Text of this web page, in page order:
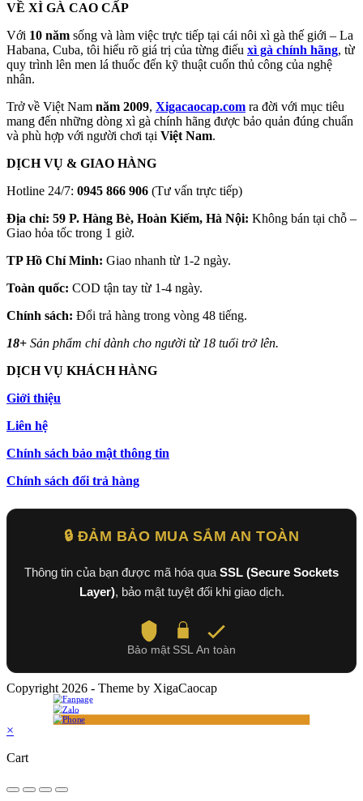
VỀ XÌ GÀ CAO CẤP
Với 10 năm sống và làm việc trực tiếp tại cái nôi xì gà thế giới – La
Habana, Cuba, tôi hiểu rõ giá trị của từng điếu xì gà chính hãng, từ
quy trình lên men lá thuốc đến kỹ thuật cuốn thủ công của nghệ
nhân.
Trở về Việt Nam năm 2009, Xigacaocap.com ra đời với mục tiêu
mang đến những dòng xì gà chính hãng được bảo quản đúng chuẩn
và phù hợp với người chơi tại Việt Nam.
DỊCH VỤ & GIAO HÀNG
Hotline 24/7: 0945 866 906 (Tư vấn trực tiếp)
Địa chỉ: 59 P. Hàng Bè, Hoàn Kiếm, Hà Nội: Không bán tại chỗ –
Giao hỏa tốc trong 1 giờ.
TP Hồ Chí Minh: Giao nhanh từ 1-2 ngày.
Toàn quốc: COD tận tay từ 1-4 ngày.
Chính sách: Đổi trả hàng trong vòng 48 tiếng.
18+ Sản phẩm chỉ dành cho người từ 18 tuổi trở lên.
DỊCH VỤ KHÁCH HÀNG
Giới thiệu
Liên hệ
Chính sách bảo mật thông tin
Chính sách đổi trả hàng
🔒 ĐẢM BẢO MUA SẮM AN TOÀN
Thông tin của bạn được mã hóa qua SSL (Secure Sockets
Layer), bảo mật tuyệt đối khi giao dịch.
Bảo mật SSL An toàn
Copyright 2026 - Theme by XigaCaocap
×
Cart